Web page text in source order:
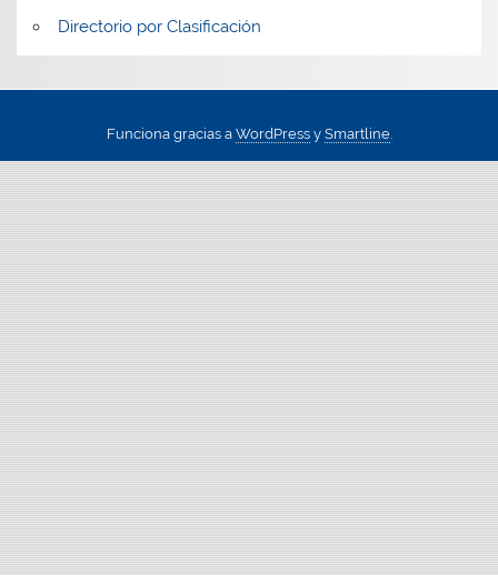
Directorio por Clasificación
Funciona gracias a WordPressy Smartline.